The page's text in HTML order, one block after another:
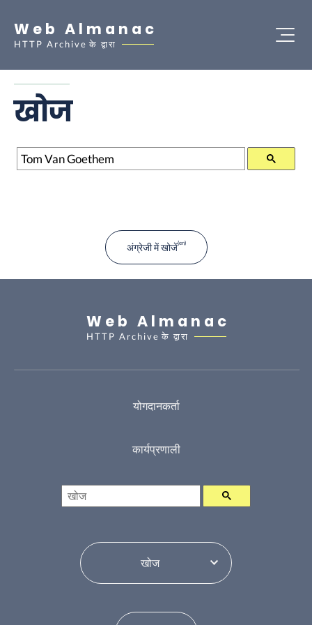
Web Almanac
HTTP Archive के द्वारा
खोज
खोज
अंग्रेजी में खोजें
Web Almanac
HTTP Archive के द्वारा
योगदानकर्ता
कार्यप्रणाली
खोज
विषय सूची परिवर्तन करें